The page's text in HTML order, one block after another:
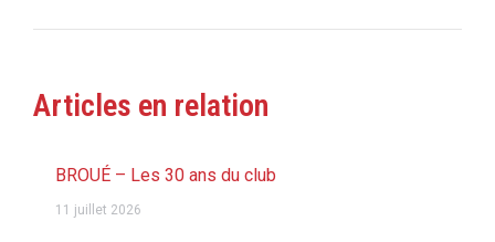
Articles en relation
BROUÉ – Les 30 ans du club
11 juillet 2026